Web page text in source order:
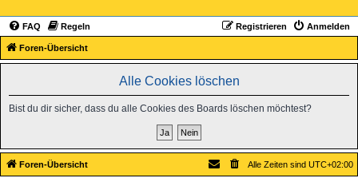
FAQ Regeln Anmelden
Registrieren
Foren-Übersicht
Alle Cookies löschen
Bist du dir sicher, dass du alle Cookies des Boards löschen möchtest?
Foren-Übersicht Alle Zeiten sind UTC+02:00